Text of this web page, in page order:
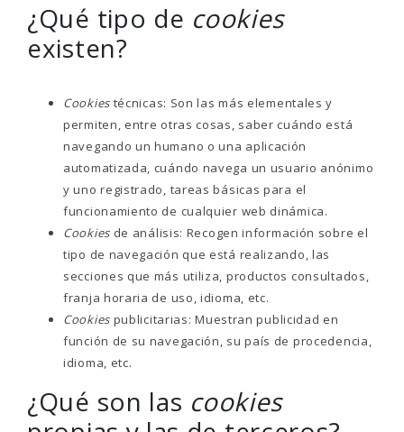
¿Qué tipo de cookies
existen?
Cookiestécnicas: Son las más elementales y
permiten, entre otras cosas, saber cuándo está
navegando un humano o una aplicación
automatizada, cuándo navega un usuario anónimo
y uno registrado, tareas básicas para el
funcionamiento de cualquier web dinámica.
Cookiesde análisis: Recogen información sobre el
tipo de navegación que está realizando, las
secciones que más utiliza, productos consultados,
franja horaria de uso, idioma, etc.
Cookiespublicitarias: Muestran publicidad en
función de su navegación, su país de procedencia,
idioma, etc.
¿Qué son las cookies